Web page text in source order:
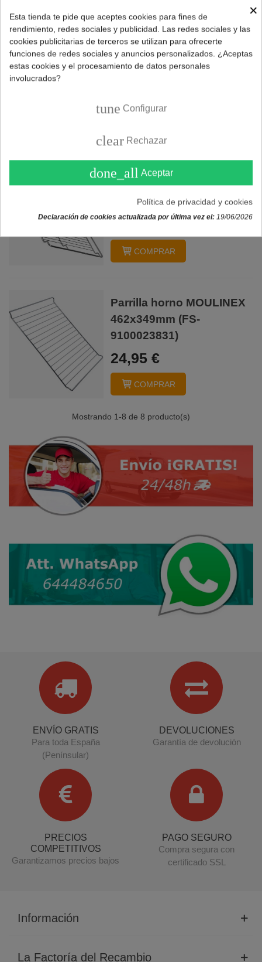
Parrilla horno BALAY
BOSCH SIEMENS
465x375mm (00574876)
Parrilla horno BALAY
BOSCH SIEMENS
430x375mm (00740815)
34,95 €
COMPRAR
Parrilla horno MOULINEX
462x349mm (FS-
9100023831)
24,95 €
COMPRAR
Mostrando 1-8 de 8 producto(s)
ENVÍO GRATIS
Para toda España
(Penínsular)
DEVOLUCIONES
Garantía de devolución
PRECIOS
COMPETITIVOS
Garantizamos precios bajos
PAGO SEGURO
Compra segura con
certificado SSL
Información
La Factoría del Recambio
×
Esta tienda te pide que aceptes cookies para fines de
rendimiento, redes sociales y publicidad. Las redes sociales y las
cookies publicitarias de terceros se utilizan para ofrecerte
funciones de redes sociales y anuncios personalizados. ¿Aceptas
estas cookies y el procesamiento de datos personales
involucrados?
tune Configurar
clear Rechazar
done_all Aceptar
Política de privacidad y cookies
Declaración de cookies actualizada por última vez el: 19/06/2026